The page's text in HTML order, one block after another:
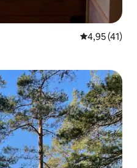
4,95 de uma
4,95 (41)